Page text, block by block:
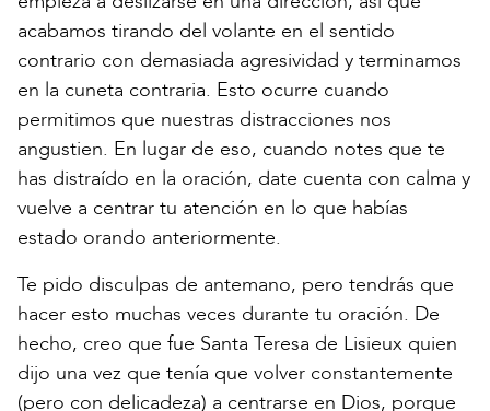
acabamos tirando del volante en el sentido
contrario con demasiada agresividad y terminamos
en la cuneta contraria. Esto ocurre cuando
permitimos que nuestras distracciones nos
angustien. En lugar de eso, cuando notes que te
has distraído en la oración, date cuenta con calma y
vuelve a centrar tu atención en lo que habías
estado orando anteriormente.
Te pido disculpas de antemano, pero tendrás que
hacer esto muchas veces durante tu oración. De
hecho, creo que fue Santa Teresa de Lisieux quien
dijo una vez que tenía que volver constantemente
(pero con delicadeza) a centrarse en Dios, porque